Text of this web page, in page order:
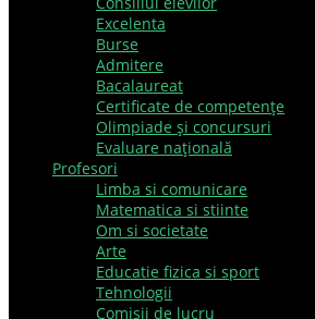
Excelenta
Burse
Admitere
Bacalaureat
Certificate de competenţe
Olimpiade şi concursuri
Evaluare naţională
Profesori
Limba si comunicare
Matematica si stiinte
Om si societate
Arte
Educatie fizica si sport
Tehnologii
Comisii de lucru